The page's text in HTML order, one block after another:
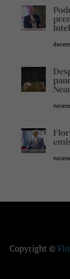
Copyright ©